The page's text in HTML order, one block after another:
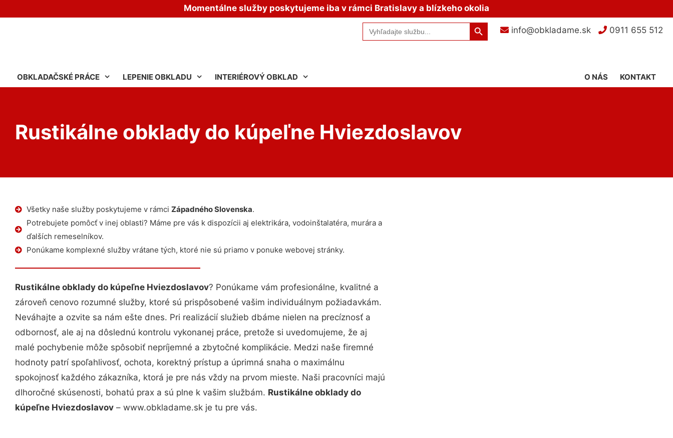
Momentálne služby poskytujeme iba v rámci Bratislavy a blízkeho okolia
info@obkladame.sk 0911 655 512
Search
for:
Search Button
OBKLADAČSKÉ PRÁCE LEPENIE OBKLADU INTERIÉROVÝ OBKLAD KONTAKT
O NÁS
Rustikálne obklady do kúpeľne Hviezdoslavov
Všetky naše služby poskytujeme v rámci Západného Slovenska.
Potrebujete pomôcť v inej oblasti? Máme pre vás k dispozícii aj elektrikára, vodoinštalatéra, murára a
ďalších remeselníkov.
Ponúkame komplexné služby vrátane tých, ktoré nie sú priamo v ponuke webovej stránky.
Rustikálne obklady do kúpeľne Hviezdoslavov? Ponúkame vám profesionálne, kvalitné a
zároveň cenovo rozumné služby, ktoré sú prispôsobené vašim individuálnym požiadavkám.
Neváhajte a ozvite sa nám ešte dnes. Pri realizácií služieb dbáme nielen na precíznosť a
odbornosť, ale aj na dôslednú kontrolu vykonanej práce, pretože si uvedomujeme, že aj
malé pochybenie môže spôsobiť nepríjemné a zbytočné komplikácie. Medzi naše firemné
hodnoty patrí spoľahlivosť, ochota, korektný prístup a úprimná snaha o maximálnu
spokojnosť každého zákazníka, ktorá je pre nás vždy na prvom mieste. Naši pracovníci majú
dlhoročné skúsenosti, bohatú prax a sú plne k vašim službám. Rustikálne obklady do
kúpeľne Hviezdoslavov – www.obkladame.sk je tu pre vás.